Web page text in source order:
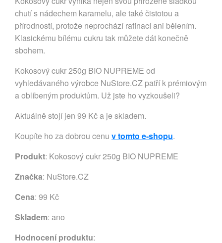
chutí s nádechem karamelu, ale také čistotou a
přírodností, protože neprochází rafinací ani bělením.
Klasickému bílému cukru tak můžete dát konečně
sbohem.
Kokosový cukr 250g BIO NUPREME od
vyhledávaného výrobce NuStore.CZ patří k prémiovým
a oblíbeným produktům. Už jste ho vyzkoušeli?
Aktuálně stojí jen 99 Kč a je skladem.
Koupíte ho za dobrou cenu v tomto e-shopu.
Produkt: Kokosový cukr 250g BIO NUPREME
Značka: NuStore.CZ
Cena: 99 Kč
Skladem: ano
Hodnocení produktu: